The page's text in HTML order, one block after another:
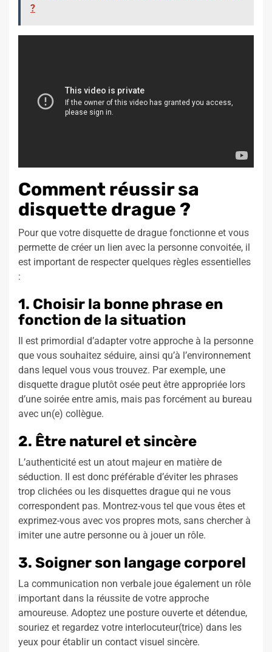
?
Comment réussir sa
disquette drague ?
Pour que votre disquette de drague fonctionne et vous
permette de créer un lien avec la personne convoitée, il
est important de respecter quelques règles essentielles
:
1. Choisir la bonne phrase en
fonction de la situation
Il est primordial d’adapter votre approche à la personne
que vous souhaitez séduire, ainsi qu’à l’environnement
dans lequel vous vous trouvez. Par exemple, une
disquette drague plutôt osée peut être appropriée lors
d’une soirée entre amis, mais pas forcément au bureau
avec un(e) collègue.
2. Être naturel et sincère
L’authenticité est un atout majeur en matière de
séduction. Il est donc préférable d’éviter les phrases
trop clichées ou les disquettes drague qui ne vous
correspondent pas. Montrez-vous tel que vous êtes et
exprimez-vous avec vos propres mots, sans chercher à
imiter une autre personne ou à jouer un rôle.
3. Soigner son langage corporel
La communication non verbale joue également un rôle
important dans la réussite de votre approche
amoureuse. Adoptez une posture ouverte et détendue,
souriez et regardez votre interlocuteur(trice) dans les
yeux pour établir un contact visuel sincère.